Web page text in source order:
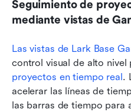
Seguimiento de
mediante vistas de
Las vistas de Lark Base
control visual de alto nivel
proyectos en tiempo real.
acelerar las líneas de
las barras de tiempo para